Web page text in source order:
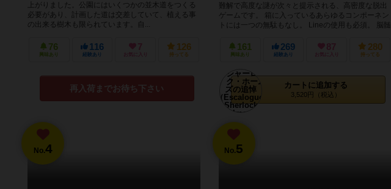
上がりました。公園にはいくつかの並木道をつくる
必要があり、計画した道は交差していて、植える事
の出来る樹木も限られています。自...
76
興味あり
116
経験あり
7
お気に入り
126
持ってる
再入荷までお待ち下さい
難解で高度な謎が次々と提示される、高密度な脱出
ゲームです。 箱に入っているあらゆるコンポーネン
トには一つの無駄もなし。 Lineの使用も必須。 脳髄
161
興味あり
269
経験あり
87
お気に入り
280
持ってる
カートに追加する
3,520円（税込）
No.4 No.5